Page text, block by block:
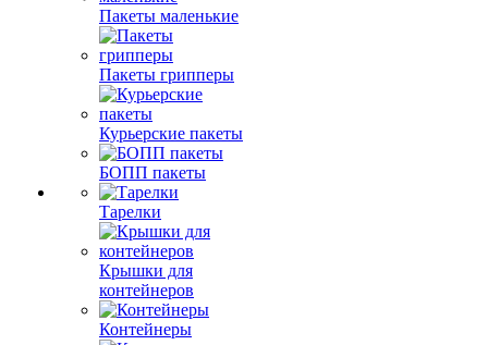
Пакеты маленькие
Пакеты грипперы
Курьерские пакеты
БОПП пакеты
Тарелки
Крышки для
контейнеров
Контейнеры